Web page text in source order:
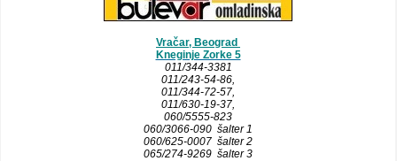
Vračar, Beograd
Kneginje Zorke 5
011/344-3381
011/243-54-86,
011/344-72-57,
011/630-19-37,
060/5555-823
060/3066-090 šalter 1
060/625-0007 šalter 2
065/274-9269 šalter 3